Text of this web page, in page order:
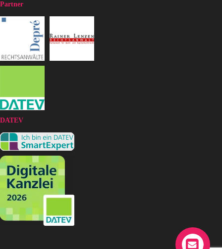
Partner
DATEV